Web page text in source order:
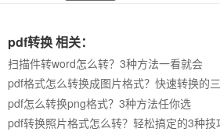
pdf转换 相关：
扫描件转word怎么转？3种方法一看就会
pdf格式怎么转换成图片格式？快速转换的
pdf怎么转换png格式？3种方法任你选
pdf转换照片格式怎么转？轻松搞定的3种技